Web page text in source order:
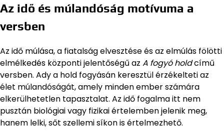
Az idő és múlandóság motívuma a
versben
Az idő múlása, a fiatalság elvesztése és az elmúlás fölötti
elmélkedés központi jelentőségű az A fogyó holdcímű
versben. Ady a hold fogyásán keresztül érzékelteti az
élet múlandóságát, amely minden ember számára
elkerülhetetlen tapasztalat. Az idő fogalma itt nem
pusztán biológiai vagy fizikai értelemben jelenik meg,
hanem lelki, sőt szellemi síkon is értelmezhető.